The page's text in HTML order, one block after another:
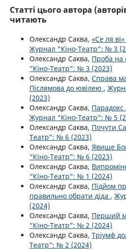
Статті цього автора
читають
Олександр Саква, «Се ля
Журнал “Кіно-Театр”: № 3
Олександр Саква, Проба на
“Кіно-Театр”: № 3 (2023)
Олександр Саква, Справа
Післямова до ювілею ,
(2023)
Олександр Саква, Парадокс
Журнал “Кіно-Театр”: № 5
Олександр Саква, Почути
Театр”: № 6 (2023)
Олександр Саква, Явище
“Кіно-Театр”: № 6 (2023)
Олександр Саква,
“Кіно-Театр”: № 1 (2024)
Олександр Саква, Підйом
правильно обрати діда ,
(2024)
Олександр Саква, Перший
“Кіно-Театр”: № 2 (2024)
Олександр Саква, Тріумф
Театр”: № 2 (2024)